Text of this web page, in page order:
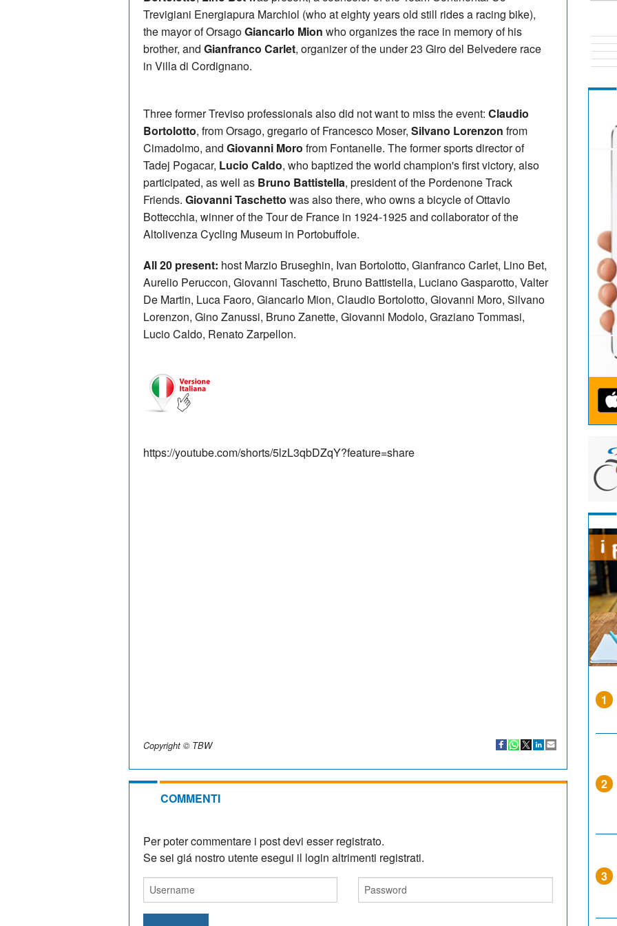
Trevigiani Energiapura Marchiol (who at eighty years old still rides a racing bike),
the mayor of OrsagoGiancarlo Mion who organizes the race in memory of his
brother, and Gianfranco Carlet, organizer of the under 23 Giro del Belvedere race
in Villa di Cordignano.
Three former Treviso professionals also did not want to miss the event: Claudio
Bortolotto, from Orsago, gregario of Francesco Moser, Silvano Lorenzon from
Cimadolmo, and Giovanni Moro from Fontanelle. The former sports director of
Tadej Pogacar, Lucio Caldo, who baptized the world champion's first victory, also
participated, as well as Bruno Battistella, president of the Pordenone Track
Friends. Giovanni Taschetto was also there, who owns a bicycle of Ottavio
Bottecchia, winner of the Tour de France in 1924-1925 and collaborator of the
Altolivenza Cycling Museum in Portobuffole.
All 20 present: host Marzio Bruseghin, Ivan Bortolotto, Gianfranco Carlet, Lino Bet,
Aurelio Peruccon, Giovanni Taschetto, Bruno Battistella, Luciano Gasparotto, Valter
De Martin, Luca Faoro, Giancarlo Mion, Claudio Bortolotto, Giovanni Moro, Silvano
Lorenzon, Gino Zanussi, Bruno Zanette, Giovanni Modolo, Graziano Tommasi,
Lucio Caldo, Renato Zarpellon.
https://youtube.com/shorts/5lzL3qbDZqY?feature=share
Copyright © TBW
COMMENTI
Per poter commentare i post devi esser registrato.
Se sei giá nostro utente esegui il login altrimenti registrati.
1
2
3